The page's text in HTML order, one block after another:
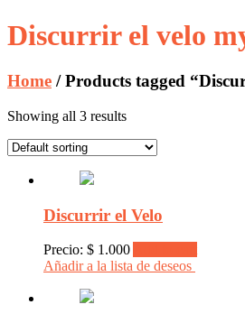
Discurrir el velo
Home / Products tagged
Showing all 3 results
Discurrir el Velo
Precio: $ 1.000
Añadir a la lista de deseos